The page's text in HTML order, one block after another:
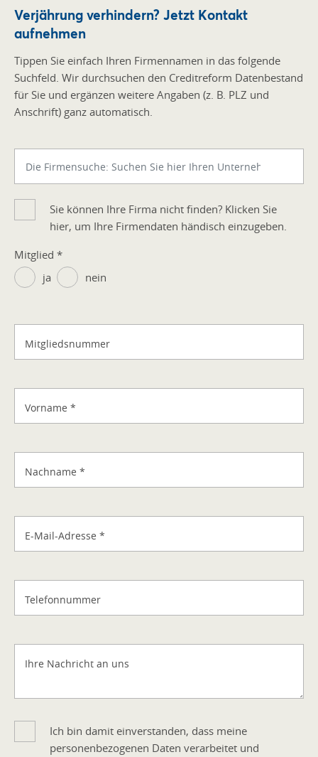
Verjährung verhindern? Jetzt Kontakt
aufnehmen
Tippen Sie einfach Ihren Firmennamen in das folgende
Suchfeld. Wir durchsuchen den Creditreform Datenbestand
für Sie und ergänzen weitere Angaben (z. B. PLZ und
Anschrift) ganz automatisch.
Sie können Ihre Firma nicht finden? Klicken Sie
hier, um Ihre Firmendaten händisch einzugeben.
Mitglied *
ja
nein
Mitgliedsnummer
Vorname *
Nachname *
E-Mail-Adresse *
Telefonnummer
Ihre Nachricht an uns
Ich bin damit einverstanden, dass meine
personenbezogenen Daten verarbeitet und